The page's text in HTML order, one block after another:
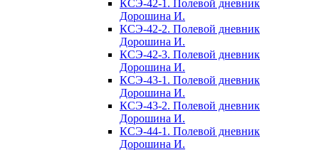
КСЭ-42-1. Полевой дневник
Дорошина И.
КСЭ-42-2. Полевой дневник
Дорошина И.
КСЭ-42-3. Полевой дневник
Дорошина И.
КСЭ-43-1. Полевой дневник
Дорошина И.
КСЭ-43-2. Полевой дневник
Дорошина И.
КСЭ-44-1. Полевой дневник
Дорошина И.